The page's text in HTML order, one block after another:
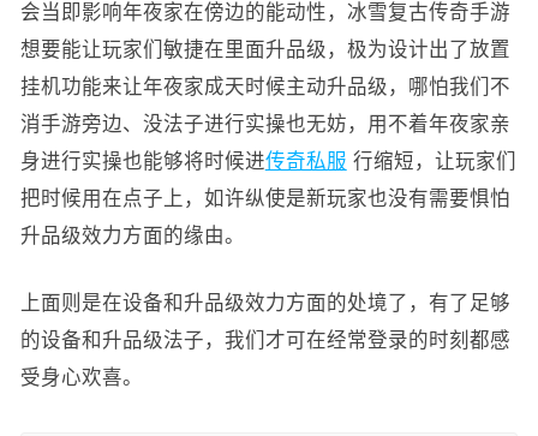
会当即影响年夜家在傍边的能动性，冰雪复古传奇手游
想要能让玩家们敏捷在里面升品级，极为设计出了放置
挂机功能来让年夜家成天时候主动升品级，哪怕我们不
消手游旁边、没法子进行实操也无妨，用不着年夜家亲
身进行实操也能够将时候进传奇私服 行缩短，让玩家们
把时候用在点子上，如许纵使是新玩家也没有需要惧怕
升品级效力方面的缘由。
上面则是在设备和升品级效力方面的处境了，有了足够
的设备和升品级法子，我们才可在经常登录的时刻都感
受身心欢喜。